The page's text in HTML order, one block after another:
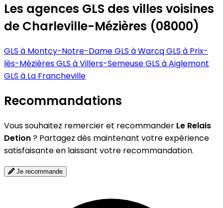
Les agences GLS des villes voisines
de Charleville-Mézières (08000)
GLS à Montcy-Notre-DameGLS à WarcqGLS à Prix-
lès-MézièresGLS à Villers-SemeuseGLS à Aiglemont
GLS à La Francheville
Recommandations
Vous souhaitez remercier et recommander Le Relais
Detion? Partagez dès maintenant votre expérience
satisfaisante en laissant votre recommandation.
Je recommande